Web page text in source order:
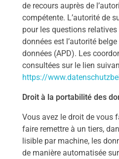
de recours auprès de
compétente. L’autorité de
pour les questions
données est l’autorité
données (APD). Les
consultées sur le lien
https://
Droit à la portabilité des
Vous avez le droit de vous
faire remettre à un tiers,
lisible par machine, les
de manière automatisée